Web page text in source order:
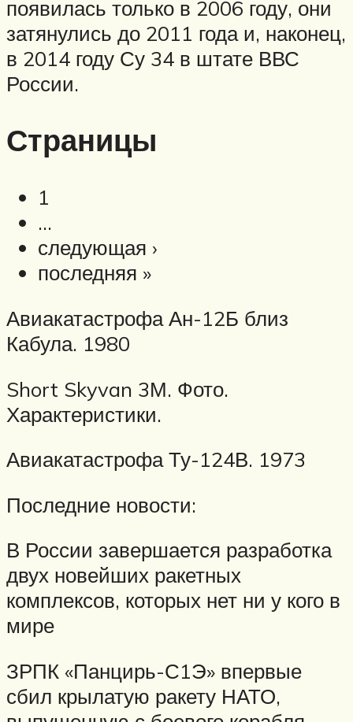
появилась только в 2006 году, они
затянулись до 2011 года и, наконец,
в 2014 году Су 34 в штате ВВС
России.
Страницы
1
…
следующая ›
последняя »
Авиакатастрофа Ан-12Б близ
Кабула. 1980
Short Skyvan 3М. Фото.
Характеристики.
Авиакатастрофа Ту-124В. 1973
Последние новости:
В России завершается разработка
двух новейших ракетных
комплексов, которых нет ни у кого в
мире
ЗРПК «Панцирь-С1Э» впервые
сбил крылатую ракету НАТО,